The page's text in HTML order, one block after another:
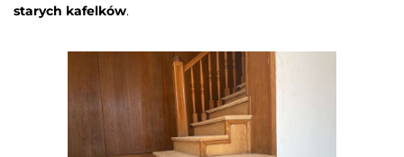
starych kafelków.